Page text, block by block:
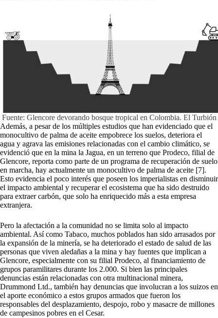
Fuente: Glencore devorando bosque tropical en Colombia. El Turbión
Además, a pesar de los múltiples estudios que han evidenciado que el
monocultivo de palma de aceite empobrece los suelos, deteriora el
agua y agrava las emisiones relacionadas con el cambio climático, se
evidenció que en la mina la Jagua, en un terreno que Prodeco, filial de
Glencore, reporta como parte de un programa de recuperación de suelo
en marcha, hay actualmente un monocultivo de palma de aceite [7].
Esto evidencia el poco interés que poseen los imperialistas en disminuir
el impacto ambiental y recuperar el ecosistema que ha sido destruido
para extraer carbón, que solo ha enriquecido más a esta empresa
extranjera.
Pero la afectación a la comunidad no se limita solo al impacto
ambiental. Así como Tabaco, muchos poblados han sido arrasados por
la expansión de la minería, se ha deteriorado el estado de salud de las
personas que viven aledañas a la mina y hay fuentes que implican a
Glencore, especialmente con su filial Prodeco, al financiamiento de
grupos paramilitares durante los 2.000. Si bien las principales
denuncias están relacionadas con otra multinacional minera,
Drummond Ltd., también hay denuncias que involucran a los suizos en
el aporte económico a estos grupos armados que fueron los
responsables del desplazamiento, despojo, robo y masacre de millones
de campesinos pobres en el Cesar.